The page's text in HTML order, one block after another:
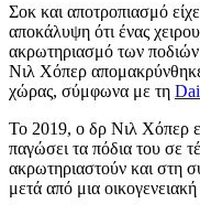
Σοκ και αποτροπιασμό
αποκάλυψη ότι ένας
ακρωτηριασμό των
Νιλ Χόπερ
χώρας, σύμφωνα με τη
Το 2019, ο δρ Νιλ Χόπερ
παγώσει τα πόδια του σε
ακρωτηριαστούν και στη
μετά από μια